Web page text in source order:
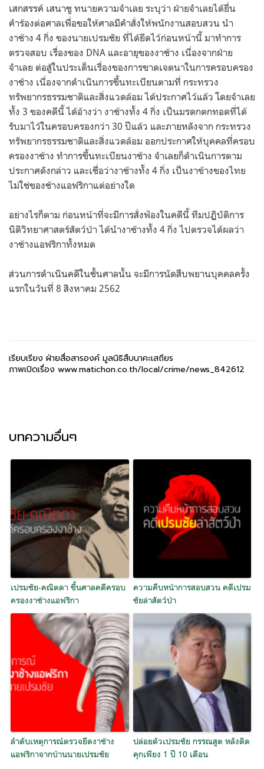
เสกสรรค์ เสนาชู ทนายความจำเลย ระบุว่า ฝ่ายจำเลยได้ยื่น
คำร้องต่อศาลเพื่อขอให้ศาลมีคำสั่งให้พนักงานสอบสวน นำ
งาช้าง 4 กิ่ง ของนายเปรมชัย ที่ได้ยึดไว้ก่อนหน้านี้ มาทำการ
ตรวจสอบ เรื่องของ DNA และอายุของงาช้าง เนื่องจากฝ่าย
จำเลย ต่อสู้ในประเด็นเรื่องของการขาดเจตนาในการครอบครอง
งาช้าง เนื่องจากดำเนินการขึ้นทะเบียนตามที่ กระทรวง
ทรัพยากรธรรมชาติและสิ่งแวดล้อม ได้ประกาศไว้แล้ว โดยจำเลย
ทั้ง 3 ของคดีนี้ ได้อ้างว่า งาช้างทั้ง 4 กิ่ง เป็นมรดกตกทอดที่ได้
รับมาไว้ในครอบครองกว่า 30 ปีแล้ว และภายหลังจาก กระทรวง
ทรัพยากรธรรมชาติและสิ่งแวดล้อม ออกประกาศให้บุคคลที่ครอบ
ครองงาช้าง ทำการขึ้นทะเบียนงาช้าง จำเลยก็ดำเนินการตาม
ประกาศดังกล่าว และเชื่อว่างาช้างทั้ง 4 กิ่ง เป็นงาข้างของไทย
ไม่ใช่ของช้างแอฟริกาแต่อย่างใด
อย่างไรก็ตาม ก่อนหน้าที่จะมีการสั่งฟ้องในคดีนี้ ทีมปฏิบัติการ
นิติวิทยาศาสตร์สัตว์ป่า ได้นำงาช้างทั้ง 4 กิ่ง ไปตรวจได้ผลว่า
งาช้างแอฟริกาทั้งหมด
ส่วนการดำเนินคดีในชั้นศาลนั้น จะมีการนัดสืบพยานบุคคลครั้ง
แรกในวันที่ 8 สิงหาคม 2562
เรียบเรียง ฝ่ายสื่อสารองค์ มูลนิธิสืบนาคะเสถียร
ภาพเปิดเรื่อง www.matichon.co.th/local/crime/news_842612
บทความอื่นๆ
เปรมชัย-คณิตดา ขึ้นศาลคดีครอบ
ครองงาช้างแอฟริกา
ความคืบหน้าการสอบสวน คดีเปรม
ชัยล่าสัตว์ป่า
ลำดับเหตุการณ์ตรวจยึดงาช้าง
แอฟริกาจากบ้านนายเปรมชัย
ปล่อยตัวเปรมชัย กรรณสูต หลังติด
คุกเพียง 1 ปี 10 เดือน